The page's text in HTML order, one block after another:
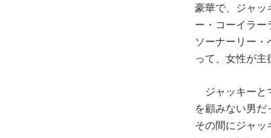
豪華で、ジャッ
ー・コーイラ
ソーナーリー
って、女性が
ジャッキーと
を顧みない男
その間にジャ